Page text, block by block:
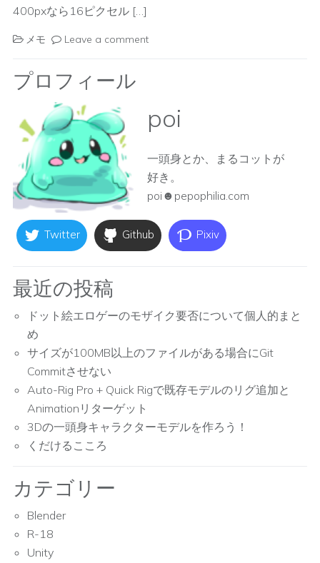
400pxなら16ピクセル […]
メモ Leave a comment
プロフィール
poi
一頭身とか、まるコットが
好き。
poi☻pepophilia.com
Twitter Github Pixiv
最近の投稿
ドット絵エロゲーのモザイク要否について個人的まと
め
サイズが100MB以上のファイルがある場合にGit
Commitさせない
Auto-Rig Pro + Quick Rigで既存モデルのリグ追加と
Animationリターゲット
3Dの一頭身キャラクターモデルを作ろう！
くだけるこころ
カテゴリー
Blender
R-18
Unity